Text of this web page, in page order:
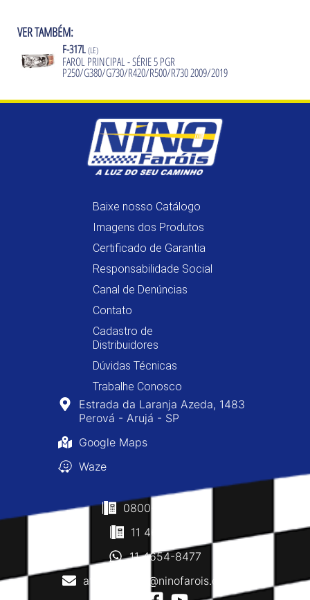
VER TAMBÉM:
F-317L(LE)
FAROL PRINCIPAL - SÉRIE 5 PGR
P250/G380/G730/R420/R500/R730 2009/2019
Baixe nosso Catálogo
Imagens dos Produtos
Certificado de Garantia
Responsabilidade Social
Canal de Denúncias
Contato
Cadastro de
Distribuidores
Dúvidas Técnicas
Trabalhe Conosco
Estrada da Laranja Azeda, 1483
Perová - Arujá - SP
Google Maps
Waze
0800-400-8477
11 4610-0160
11 4654-8477
atendimento@ninofarois.com.br